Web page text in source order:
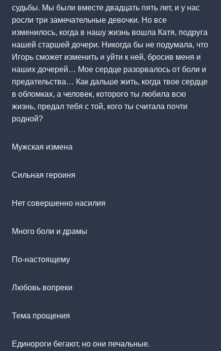
судьбы. Мы были вместе двадцать пять лет, и у нас
росли три замечательные девочки. Но все
изменилось, когда в нашу жизнь вошла Катя, подруга
нашей старшей дочери. Никогда бы не подумала, что
Игорь сможет изменить и уйти к ней, бросив меня и
наших дочерей… Мое сердце разорвалось от боли и
предательства… Как дальше жить, когда твое сердце
в обломках, а человек, которого ты любила всю
жизнь, предал тебя с той, кого ты считала почти
родной?
Мужская измена
Сильная героиня
Нет совершенно насилия
Много боли и драмы
По-настоящему
Любовь вопреки
Тема прощения
Единороги бегают, но они печальные.